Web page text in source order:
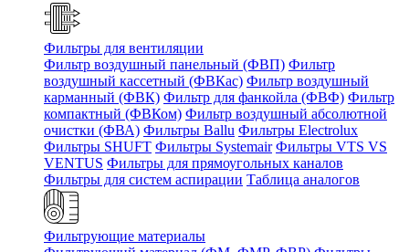
Фильтры для вентиляции
Фильтр воздушный панельный (ФВП) Фильтр
воздушный кассетный (ФВКас) Фильтр воздушный
карманный (ФВК) Фильтр для фанкойла (ФВФ) Фильтр
компактный (ФВКом) Фильтр воздушный абсолютной
очистки (ФВА) Фильтры Ballu Фильтры Electrolux
Фильтры SHUFT Фильтры Systemair Фильтры VTS VS
VENTUS Фильтры для прямоугольных каналов
Фильтры для систем аспирации Таблица аналогов
Фильтрующие материалы